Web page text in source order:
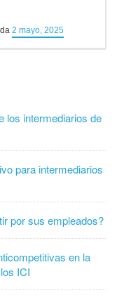
2 mayo, 2025
los intermediarios de
para intermediarios
por sus empleados?
en la
ICI